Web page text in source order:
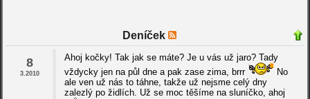
Deníček
8
3.2010
Ahoj kočky! Tak jak se máte? Je u vás už jaro? Tady
vždycky jen na půl dne a pak zase zima, brrr
No
ale ven už nás to táhne, takže už nejsme celý dny
zalezlý po židlích. Už se moc těšíme na sluníčko, ahoj